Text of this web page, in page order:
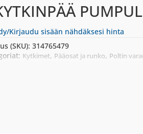
Kirjaudu sisään nähdäksesi hinta
(SKU):314765479
Kytkimet, Pääosat ja runko, Poltin